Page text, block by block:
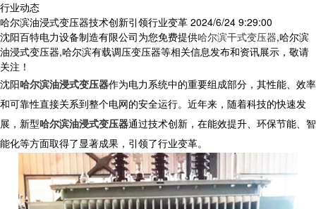
行业动态
哈尔滨油浸式变压器技术创新引领行业变革 2024/6/24 9:29:00
沈阳百特电力设备制造有限公司为您免费提供哈尔滨干式变压器,哈尔滨
油浸式变压器,哈尔滨有载调压变压器等相关信息发布和资讯展示，敬请
关注！
沈阳哈尔滨油浸式变压器作为电力系统中的重要组成部分，其性能、效率
和可靠性直接关系到整个电网的安全运行。近年来，随着科技的快速发
展，新型哈尔滨油浸式变压器通过技术创新，在能效提升、环保节能、智
能化等方面取得了显著成果，引领了行业变革。